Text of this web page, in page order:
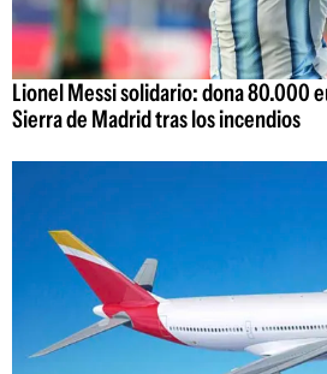
Lionel Messi solidario: dona 80.000
Sierra de Madrid tras los incendios